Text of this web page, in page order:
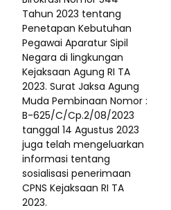
Tahun 2023 tentang
Penetapan Kebutuhan
Pegawai Aparatur Sipil
Negara di lingkungan
Kejaksaan Agung RI TA
2023. Surat Jaksa Agung
Muda Pembinaan Nomor :
B-625/C/Cp.2/08/2023
tanggal 14 Agustus 2023
juga telah mengeluarkan
informasi tentang
sosialisasi penerimaan
CPNS Kejaksaan RI TA
2023.